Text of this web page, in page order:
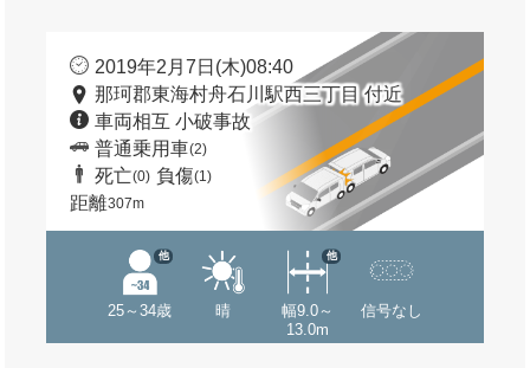
2019年2月7日(木)08:40
那珂郡東海村舟石川駅西三丁目 付近
車両相互 小破事故
普通乗用車(2)
死亡(0) 負傷(1)
距離307m
25～34歳
他
晴
幅9.0～
13.0m
他
信号なし